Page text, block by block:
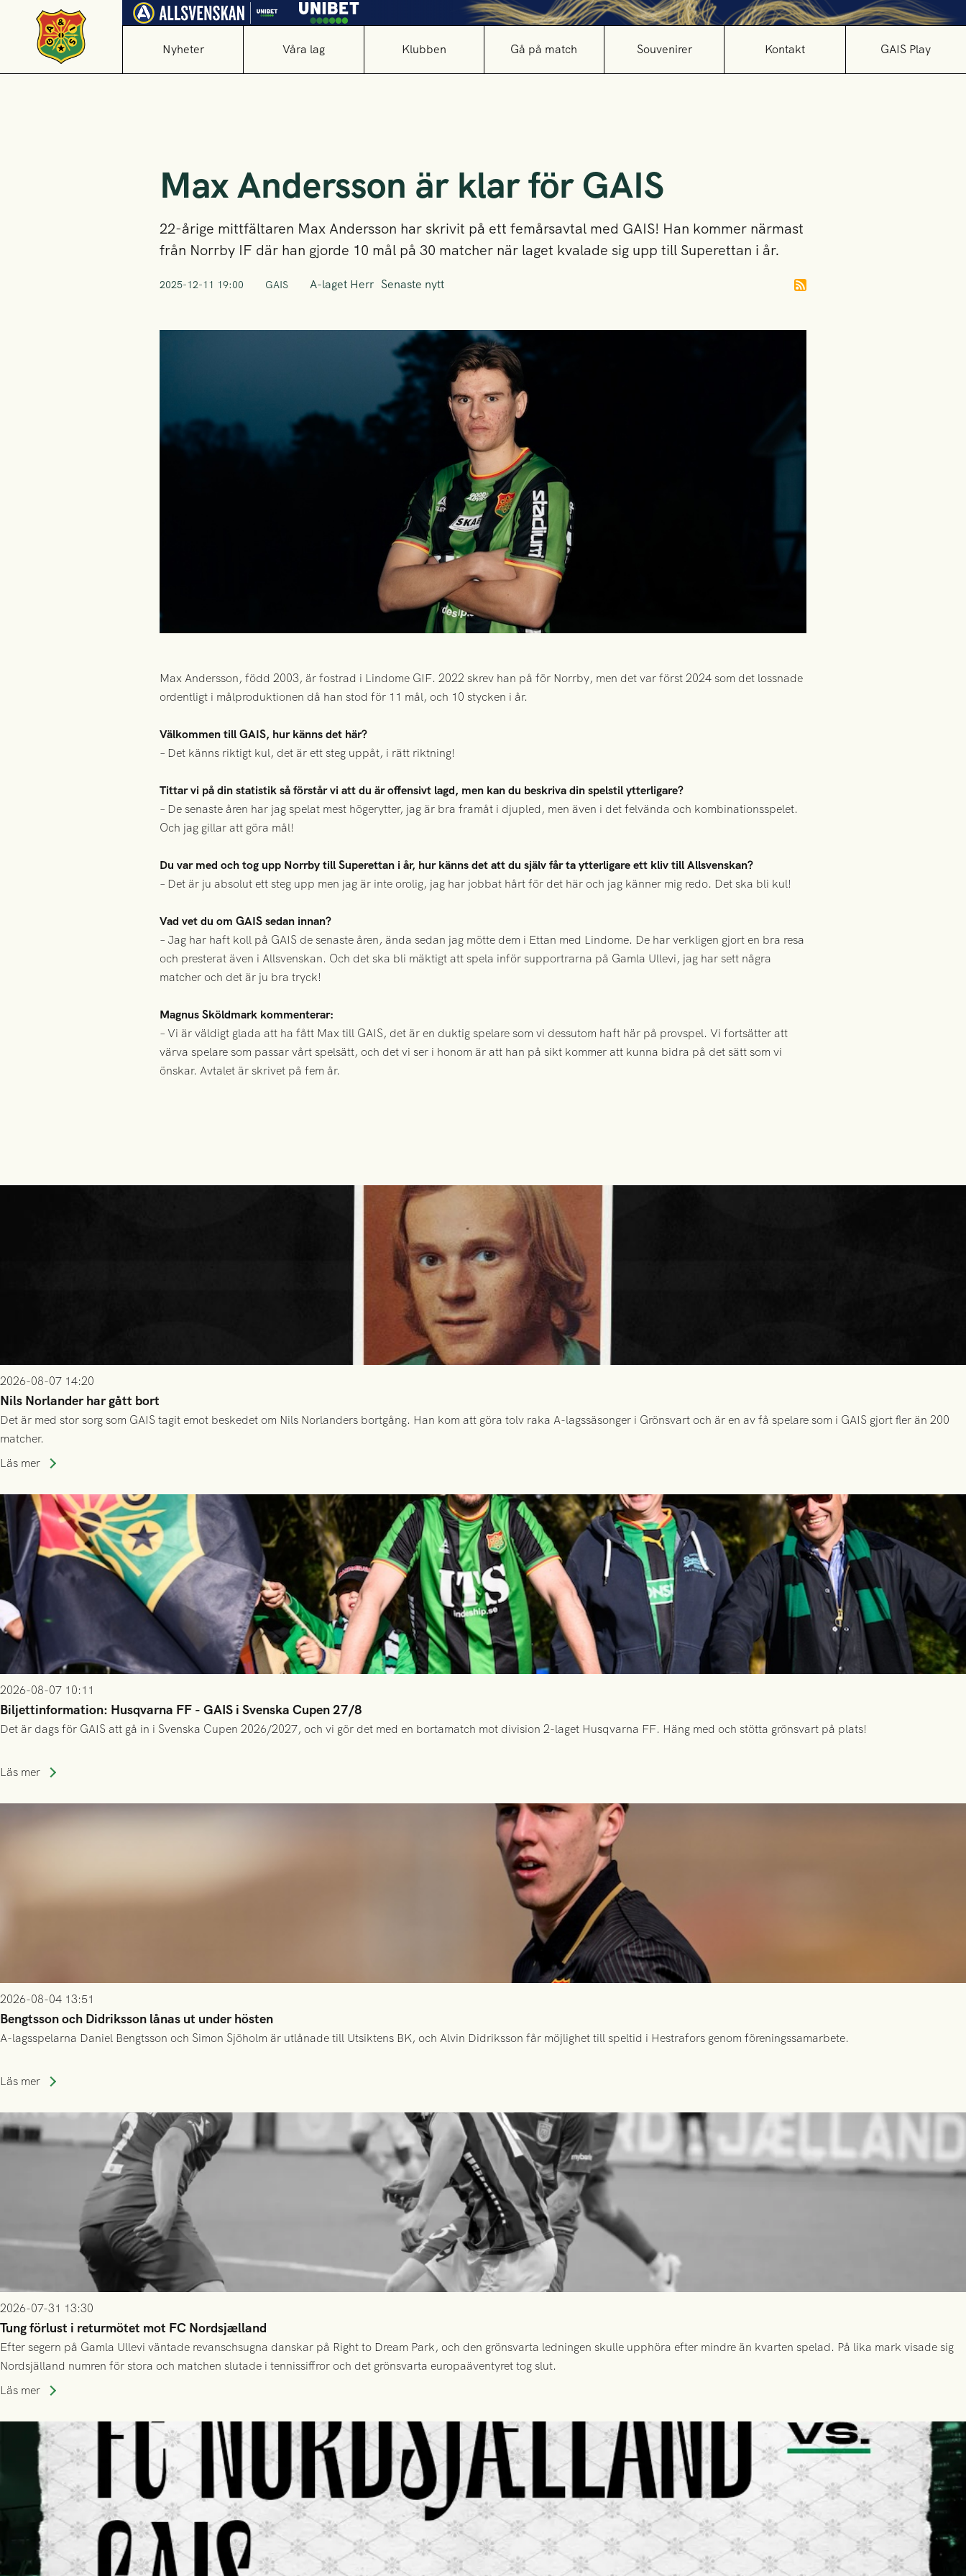
Nyheter Våra lag Klubben Gå på match Souvenirer Kontakt GAIS Play
Max Andersson är klar för GAIS
22-årige mittfältaren Max Andersson har skrivit på ett femårsavtal med GAIS! Han kommer närmast
från Norrby IF där han gjorde 10 mål på 30 matcher när laget kvalade sig upp till Superettan i år.
2025-12-11 19:00 GAIS A-laget Herr Senaste nytt
Max Andersson, född 2003, är fostrad i Lindome GIF. 2022 skrev han på för Norrby, men det var först 2024 som det lossnade
ordentligt i målproduktionen då han stod för 11 mål, och 10 stycken i år.
Välkommen till GAIS, hur känns det här?
– Det känns riktigt kul, det är ett steg uppåt, i rätt riktning!
Tittar vi på din statistik så förstår vi att du är offensivt lagd, men kan du beskriva din spelstil ytterligare?
– De senaste åren har jag spelat mest högerytter, jag är bra framåt i djupled, men även i det felvända och kombinationsspelet.
Och jag gillar att göra mål!
Du var med och tog upp Norrby till Superettan i år, hur känns det att du själv får ta ytterligare ett kliv till Allsvenskan?
– Det är ju absolut ett steg upp men jag är inte orolig, jag har jobbat hårt för det här och jag känner mig redo. Det ska bli kul!
Vad vet du om GAIS sedan innan?
– Jag har haft koll på GAIS de senaste åren, ända sedan jag mötte dem i Ettan med Lindome. De har verkligen gjort en bra resa
och presterat även i Allsvenskan. Och det ska bli mäktigt att spela inför supportrarna på Gamla Ullevi, jag har sett några
matcher och det är ju bra tryck!
Magnus Sköldmark kommenterar:
– Vi är väldigt glada att ha fått Max till GAIS, det är en duktig spelare som vi dessutom haft här på provspel. Vi fortsätter att
värva spelare som passar vårt spelsätt, och det vi ser i honom är att han på sikt kommer att kunna bidra på det sätt som vi
önskar. Avtalet är skrivet på fem år.
2026-08-07 14:20
Nils Norlander har gått bort
Det är med stor sorg som GAIS tagit emot beskedet om Nils Norlanders bortgång. Han kom att göra tolv raka A-lagssäsonger i Grönsvart och är en av få spelare som i GAIS gjort fler än 200
matcher.
Läs mer
2026-08-07 10:11
Biljettinformation: Husqvarna FF - GAIS i Svenska Cupen 27/8
Det är dags för GAIS att gå in i Svenska Cupen 2026/2027, och vi gör det med en bortamatch mot division 2-laget Husqvarna FF. Häng med och stötta grönsvart på plats!
Läs mer
2026-08-04 13:51
Bengtsson och Didriksson lånas ut under hösten
A-lagsspelarna Daniel Bengtsson och Simon Sjöholm är utlånade till Utsiktens BK, och Alvin Didriksson får möjlighet till speltid i Hestrafors genom föreningssamarbete.
Läs mer
2026-07-31 13:30
Tung förlust i returmötet mot FC Nordsjælland
Efter segern på Gamla Ullevi väntade revanschsugna danskar på Right to Dream Park, och den grönsvarta ledningen skulle upphöra efter mindre än kvarten spelad. På lika mark visade sig
Nordsjälland numren för stora och matchen slutade i tennissiffror och det grönsvarta europaäventyret tog slut.
Läs mer